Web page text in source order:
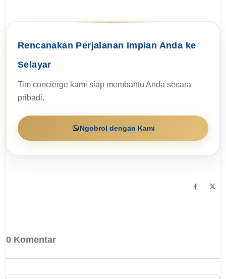
Rencanakan Perjalanan Impian Anda ke
Selayar
Tim concierge kami siap membantu Anda secara
pribadi.
Ngobrol dengan Kami
0 Komentar